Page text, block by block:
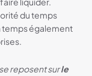
du temps
temps également
reposent surle